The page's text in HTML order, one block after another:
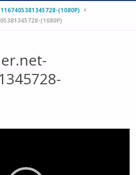
1167405381345728-(1080P)
(1080P)